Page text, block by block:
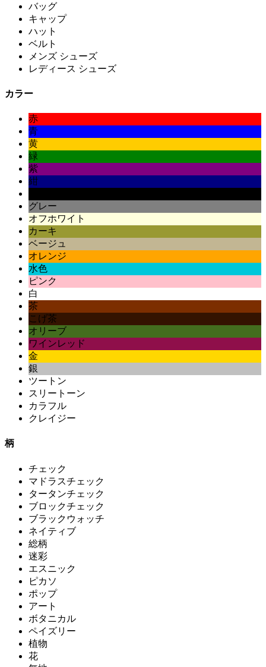
バッグ
キャップ
ハット
ベルト
メンズ シューズ
レディース シューズ
カラー
赤
青
黄
緑
紫
紺
グレー
オフホワイト
カーキ
ベージュ
オレンジ
水色
ピンク
白
茶
こげ茶
オリーブ
ワインレッド
金
銀
ツートン
スリートーン
カラフル
クレイジー
柄
チェック
マドラスチェック
タータンチェック
ブロックチェック
ブラックウォッチ
ネイティブ
総柄
迷彩
エスニック
ピカソ
ポップ
アート
ボタニカル
ペイズリー
植物
花